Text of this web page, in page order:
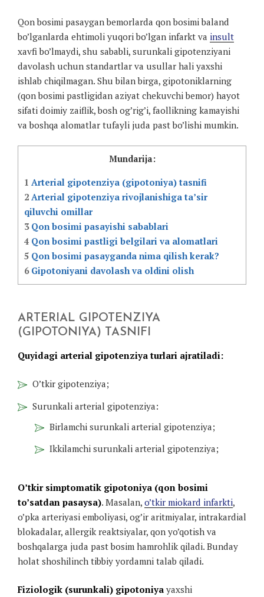
Qon bosimi pasaygan bemorlarda qon bosimi baland
bo’lganlarda ehtimoli yuqori bo’lgan infarkt va insult
xavfi bo’lmaydi, shu sababli, surunkali gipotenziyani
davolash uchun standartlar va usullar hali yaxshi
ishlab chiqilmagan. Shu bilan birga, gipotoniklarning
(qon bosimi pastligidan aziyat chekuvchi bemor) hayot
sifati doimiy zaiflik, bosh og’rig’i, faollikning kamayishi
va boshqa alomatlar tufayli juda past bo’lishi mumkin.
Mundarija:
1 Arterial gipotenziya (gipotoniya) tasnifi
2 Arterial gipotenziya rivojlanishiga ta’sir
qiluvchi omillar
3Qon bosimi pasayishi sabablari
4 Qon bosimi pastligi belgilari va alomatlari
5 Qon bosimi pasayganda nima qilish kerak?
6Gipotoniyani davolash va oldini olish
ARTERIAL GIPOTENZIYA
(GIPOTONIYA) TASNIFI
Quyidagi arterial gipotenziya turlari ajratiladi:
O’tkir gipotenziya;
Surunkali arterial gipotenziya:
Birlamchi surunkali arterial gipotenziya;
Ikkilamchi surunkali arterial gipotenziya;
O’tkir simptomatik gipotoniya (qon bosimi
to’satdan pasaysa). Masalan, o’tkir miokard infarkti,
o’pka arteriyasi emboliyasi, og’ir aritmiyalar, intrakardial
blokadalar, allergik reaktsiyalar, qon yo’qotish va
boshqalarga juda past bosim hamrohlik qiladi. Bunday
holat shoshilinch tibbiy yordamni talab qiladi.
Fiziologik (surunkali) gipotoniya yaxshi